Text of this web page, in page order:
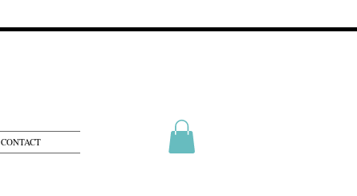
CONTACT